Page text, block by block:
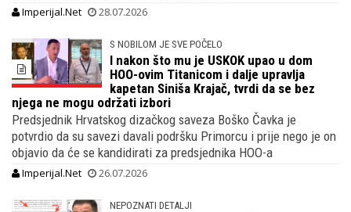
Imperijal.Net 28.07.2026
S NOBILOM JE SVE POČELO
I nakon što mu je USKOK upao u dom
HOO-ovim Titanicom i dalje upravlja
kapetan Siniša Krajač, tvrdi da se bez
njega ne mogu održati izbori
Predsjednik Hrvatskog dizačkog saveza Boško Čavka je
potvrdio da su savezi davali podršku Primorcu i prije nego je on
objavio da će se kandidirati za predsjednika HOO-a
Imperijal.Net 26.07.2026
NEPOZNATI DETALJI